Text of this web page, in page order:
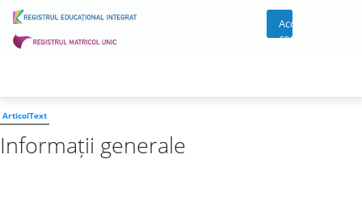
Acces
cont
ArticolText
Informații generale